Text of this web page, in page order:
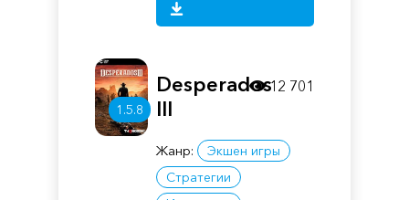
1.5.8
Desperados
III
Жанр:
Экшен игры
Стратегии
12 701